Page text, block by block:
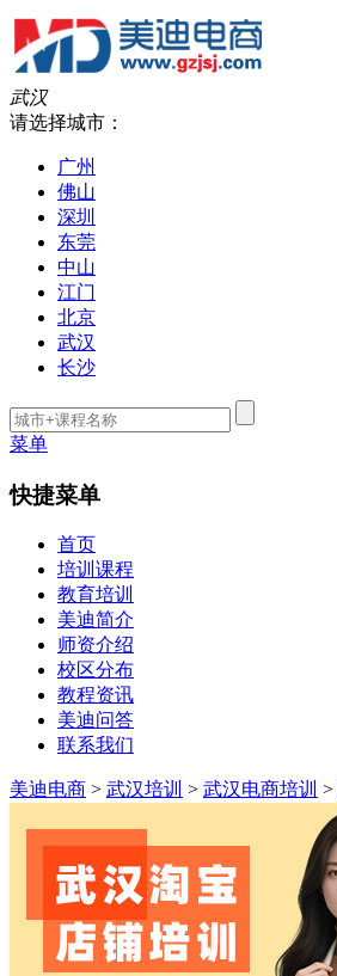
武汉
请选择城市：
广州
佛山
深圳
东莞
中山
江门
北京
武汉
长沙
菜单
快捷菜单
首页
培训课程
教育培训
美迪简介
师资介绍
校区分布
教程资讯
美迪问答
联系我们
美迪电商 > 武汉培训 > 武汉电商培训 >